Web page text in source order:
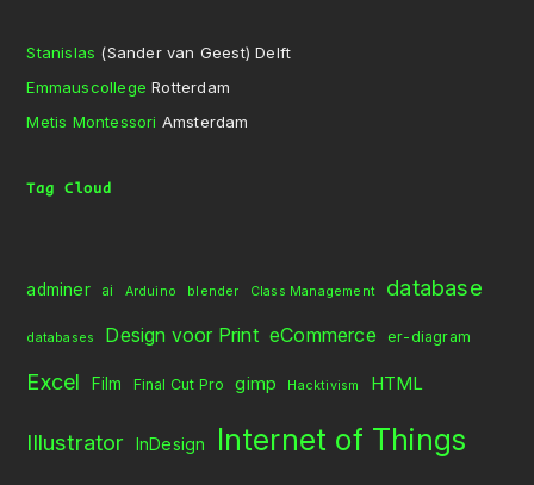
Stanislas (Sander van Geest) Delft
Emmauscollege Rotterdam
Metis Montessori Amsterdam
Tag Cloud
adminer ai Arduino blender Class Management database
databases Design voor Print eCommerce er-diagram
Excel Film Final Cut Pro gimp Hacktivism HTML
Illustrator InDesign Internet of Things